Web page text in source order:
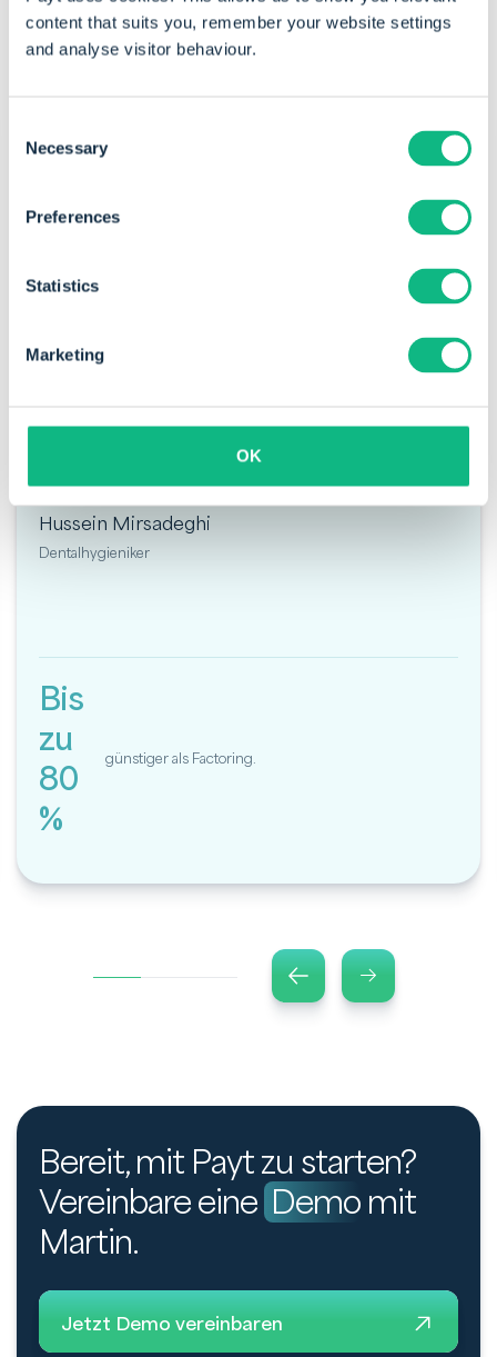
content that suits you, remember your website settings
and analyse visitor behaviour.
Selection
Necessary
Preferences
Statistics
Marketing
OK
bereits auf Payt:
„Mit Payt habe ich die Kosten, die ich früher
fürs Factoring hatte, deutlich reduziert.“
Hussein Mirsadeghi
Dentalhygieniker
Bis
zu
80
%
günstiger als Factoring.
Bereit, mit Payt zu starten?
Vereinbare eine Demo mit
Martin.
Jetzt Demo vereinbaren